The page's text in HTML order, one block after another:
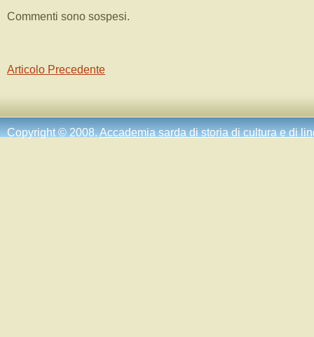
Commenti sono sospesi.
Articolo Precedente
Copyright © 2008.Accademia sarda di storia di cultura e di